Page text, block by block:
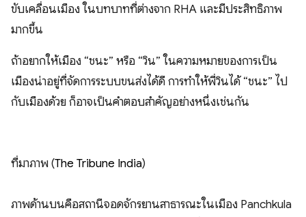
ขับเคลื่อนเมือง ในบทบาทที่ต่างจาก RHA และมีประสิทธิภาพ
มากขึ้น
ถ้าอยากให้เมือง “ชนะ” หรือ “วิน” ในความหมายของการเป็น
เมืองน่าอยู่ที่จัดการระบบขนส่งได้ดี การทำให้พี่วินได้ “ชนะ” ไป
กับเมืองด้วย ก็อาจเป็นคำตอบสำคัญอย่างหนึ่งเช่นกัน
ที่มาภาพ (The Tribune India)
ภาพด้านบนคือสถานีจอดจักรยานสาธารณะในเมือง Panchkula